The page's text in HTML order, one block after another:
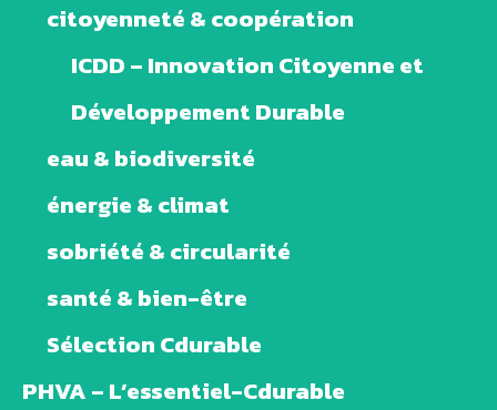
citoyenneté & coopération
ICDD – Innovation Citoyenne et
Développement Durable
eau & biodiversité
énergie & climat
sobriété & circularité
santé & bien-être
Sélection Cdurable
PHVA – L’essentiel-Cdurable